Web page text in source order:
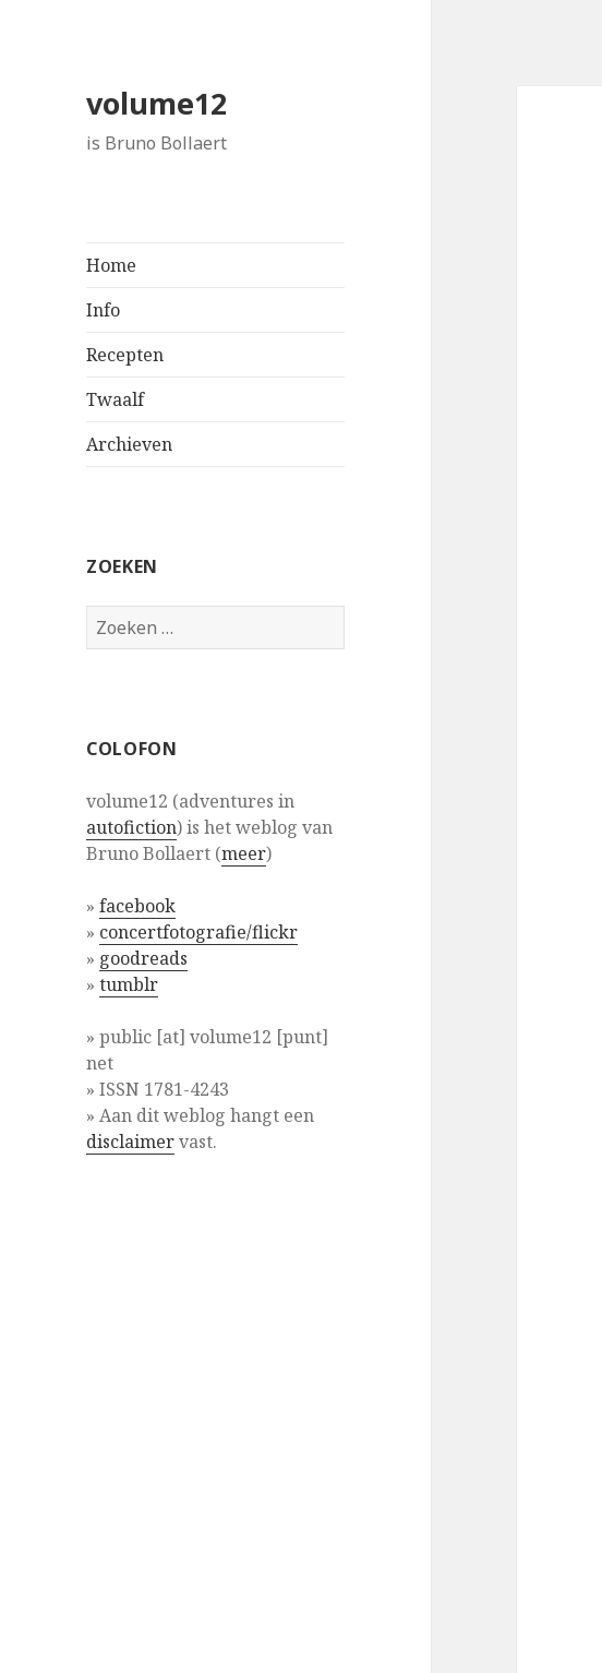
volume12
is Bruno Bollaert
Home
Info
Recepten
Twaalf
Archieven
ZOEKEN
Zoeken
naar:
COLOFON
volume12 (adventures in
autofiction) is het weblog van
Bruno Bollaert (meer)
»facebook
» concertfotografie/flickr
» goodreads
»tumblr
» public [at] volume12 [punt]
net
» ISSN 1781-4243
» Aan dit weblog hangt een
disclaimervast.